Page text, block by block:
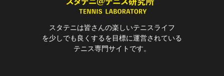
スタテニは皆さんの楽しいテニスライフ
を少しでも良くするを目標に運営されている
テニス専門サイトです。